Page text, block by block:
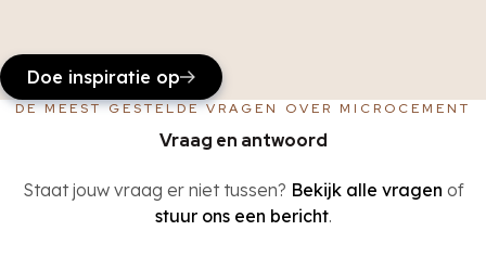
Doe inspiratie op
DE MEEST GESTELDE VRAGEN OVER MICROCEMENT
Vraag en antwoord
Staat jouw vraag er niet tussen? Bekijk alle vragen of
stuur ons een bericht.